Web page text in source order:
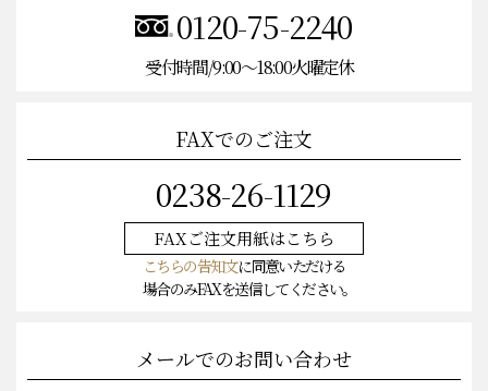
0120-75-2240
受付時間/9:00〜18:00火曜定休
FAXでのご注文
0238-26-1129
FAXご注文用紙はこちら
こちらの告知文に同意いただける
場合のみFAXを送信してください。
メールでのお問い合わせ